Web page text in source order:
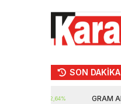
SON DAKİKA
GRAM ALTIN